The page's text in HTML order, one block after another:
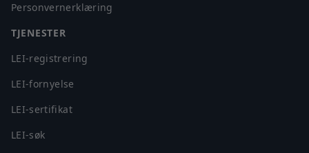
Personvernerklæring
TJENESTER
LEI-registrering
LEI-fornyelse
LEI-sertifikat
LEI-søk